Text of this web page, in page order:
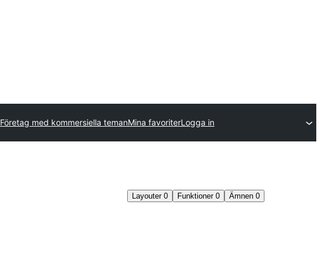
Företag med kommersiella temanMina favoriterLogga in
Layouter 0 Funktioner 0 Ämnen 0